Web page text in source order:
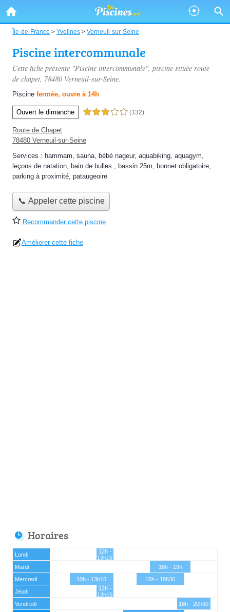
Île-de-France > Yvelines > Verneuil-sur-Seine
Piscine intercommunale
Cette fiche présente "Piscine intercommunale", piscine située route
de chapet, 78480 Verneuil-sur-Seine.
Piscine fermée, ouvre à 14h
Ouvert le dimanche 3,0 étoiles sur 5 (132)
Route de Chapet
78480 Verneuil-sur-Seine
Services : hammam, sauna, bébé nageur, aquabiking, aquagym,
leçons de natation, bain de bulles , bassin 25m, bonnet obligatoire,
parking à proximité, pataugeoire
📞 Appeler cette piscine
Recommander cette piscine
Améliorer cette fiche
Horaires
Lundi
12h -
13h15
Mardi
16h - 19h
Mercredi
10h - 13h15
15h - 18h30
Jeudi
12h -
13h15
Vendredi
18h - 20h30